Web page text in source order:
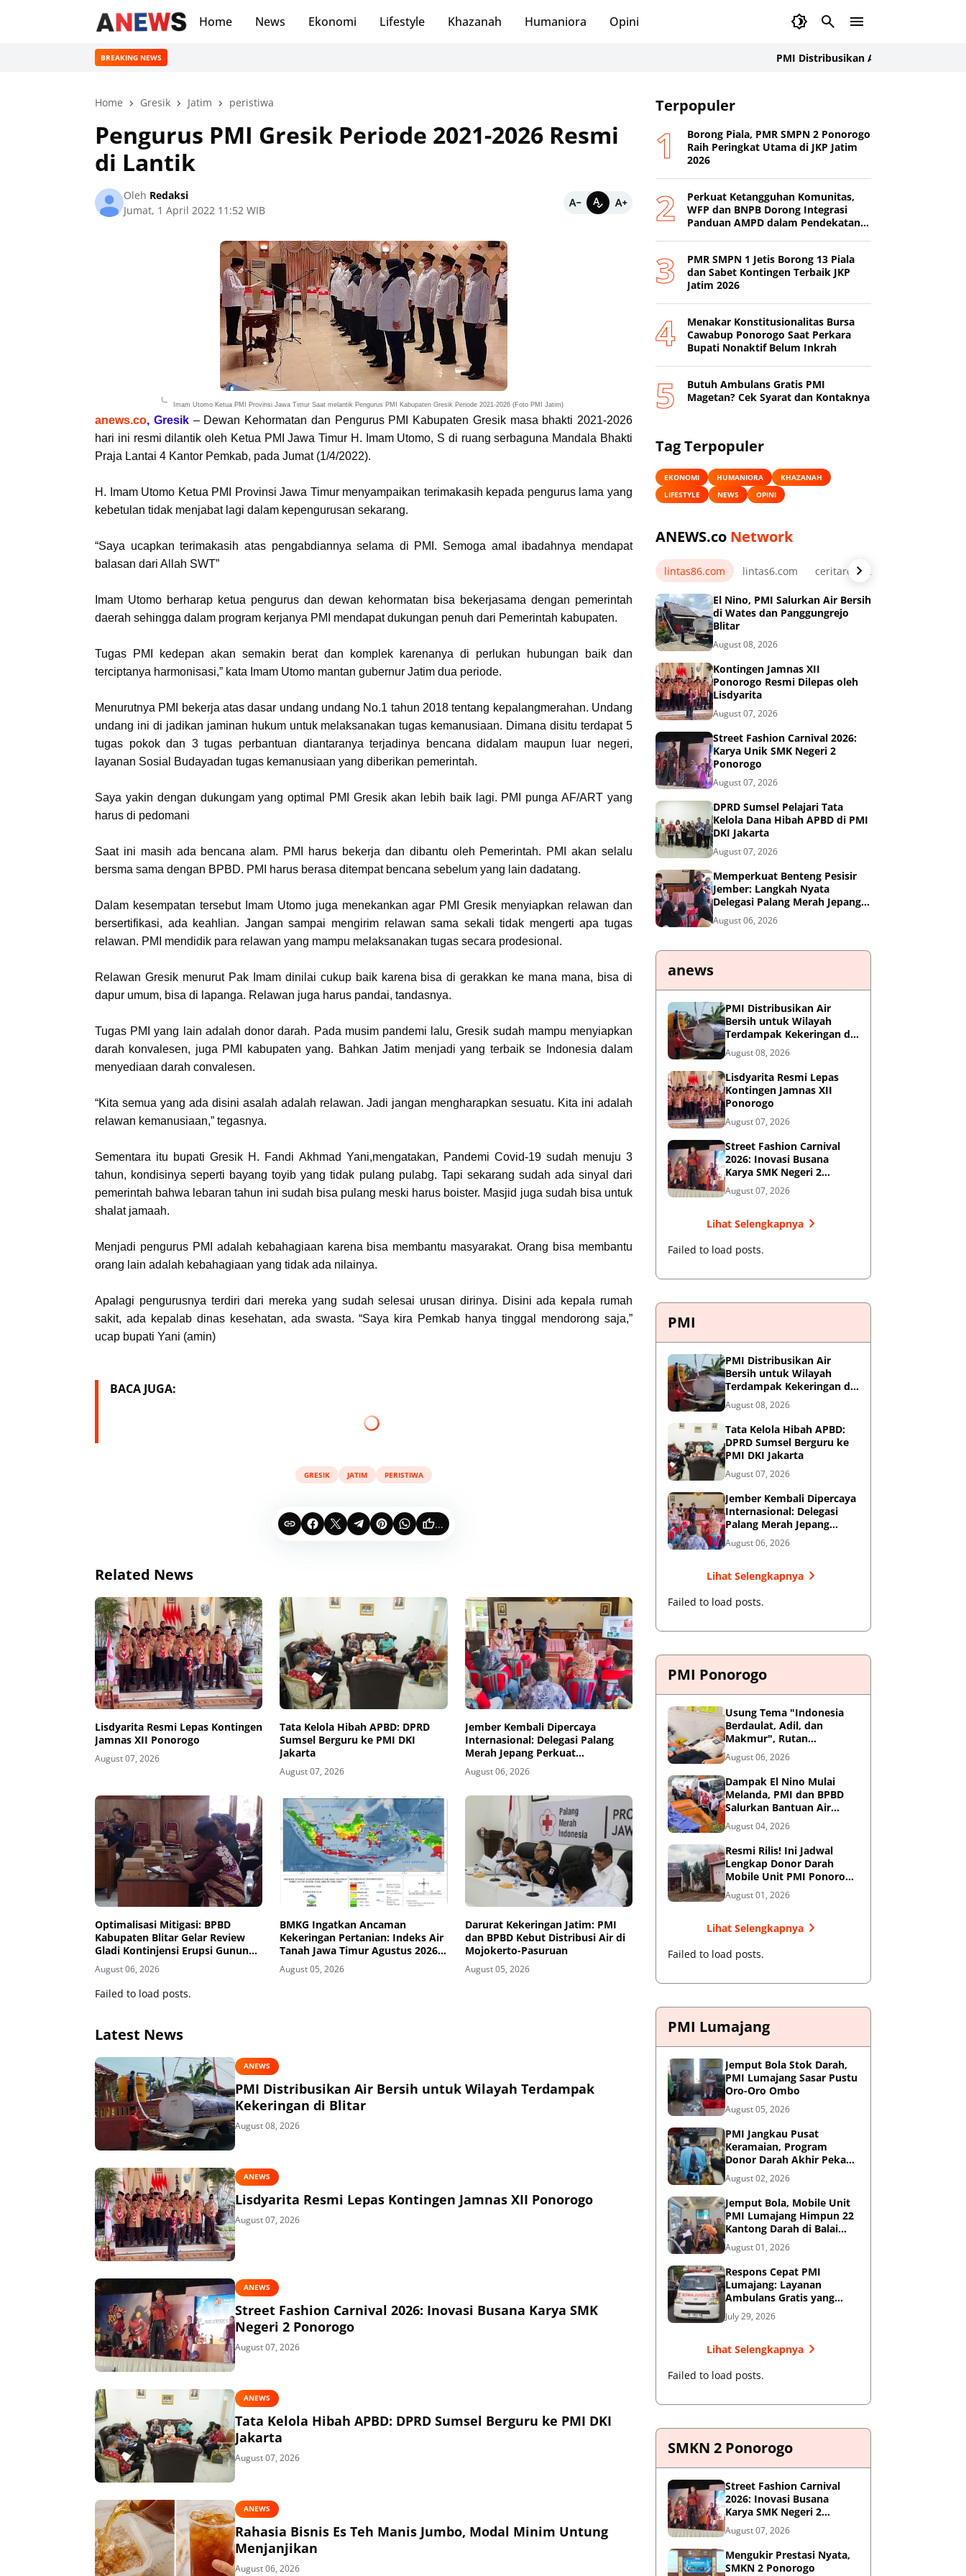
Home News Ekonomi Lifestyle Khazanah Humaniora Opini
BREAKING NEWS PMI Distribusikan Air Bersih untuk Wilayah
Home Gresik Jatim peristiwa
Pengurus PMI Gresik Periode 2021-2026 Resmi
di Lantik
Oleh Redaksi
Jumat, 1 April 2022 11:52 WIB
Imam Utomo Ketua PMI Provinsi Jawa Timur Saat melantik Pengurus PMI Kabupaten Gresik Periode 2021-2026 (Foto PMI Jatim)
anews.co, Gresik– Dewan Kehormatan dan Pengurus PMI Kabupaten Gresik masa bhakti 2021-2026
hari ini resmi dilantik oleh Ketua PMI Jawa Timur H. Imam Utomo, S di ruang serbaguna Mandala Bhakti
Praja Lantai 4 Kantor Pemkab, pada Jumat (1/4/2022).
H. Imam Utomo Ketua PMI Provinsi Jawa Timur menyampaikan terimakasih kepada pengurus lama yang
kebetulan tidak menjabat lagi dalam kepengurusan sekarang.
“Saya ucapkan terimakasih atas pengabdiannya selama di PMI. Semoga amal ibadahnya mendapat
balasan dari Allah SWT”
Imam Utomo berharap ketua pengurus dan dewan kehormatan bisa bekerjasama dengan pemerintah
daerah sehingga dalam program kerjanya PMI mendapat dukungan penuh dari Pemerintah kabupaten.
Tugas PMI kedepan akan semakin berat dan komplek karenanya di perlukan hubungan baik dan
terciptanya harmonisasi,” kata Imam Utomo mantan gubernur Jatim dua periode.
Menurutnya PMI bekerja atas dasar undang undang No.1 tahun 2018 tentang kepalangmerahan. Undang
undang ini di jadikan jaminan hukum untuk melaksanakan tugas kemanusiaan. Dimana disitu terdapat 5
tugas pokok dan 3 tugas perbantuan diantaranya terjadinya bencana didalam maupun luar negeri,
layanan Sosial Budayadan tugas kemanusiaan yang diberikan pemerintah.
Saya yakin dengan dukungam yang optimal PMI Gresik akan lebih baik lagi. PMI punga AF/ART yang
harus di pedomani
Saat ini masih ada bencana alam. PMI harus bekerja dan dibantu oleh Pemerintah. PMI akan selalu
bersma sama dengan BPBD. PMI harus berasa ditempat bencana sebelum yang lain dadatang.
Dalam kesempatan tersebut Imam Utomo juga menekankan agar PMI Gresik menyiapkan relawan dan
bersertifikasi, ada keahlian. Jangan sampai mengirim relawan sama sekali tidak mengerti apa tugas
relawan. PMI mendidik para relawan yang mampu melaksanakan tugas secara prodesional.
Relawan Gresik menurut Pak Imam dinilai cukup baik karena bisa di gerakkan ke mana mana, bisa di
dapur umum, bisa di lapanga. Relawan juga harus pandai, tandasnya.
Tugas PMI yang lain adalah donor darah. Pada musim pandemi lalu, Gresik sudah mampu menyiapkan
darah konvalesen, juga PMI kabupaten yang. Bahkan Jatim menjadi yang terbaik se Indonesia dalam
menyediaan darah convalesen.
“Kita semua yang ada disini asalah adalah relawan. Jadi jangan mengharapkan sesuatu. Kita ini adalah
relawan kemanusiaan,” tegasnya.
Sementara itu bupati Gresik H. Fandi Akhmad Yani,mengatakan, Pandemi Covid-19 sudah menuju 3
tahun, kondisinya seperti bayang toyib yang tidak pulang pulabg. Tapi sekarang sudah ada sinyal dari
pemerintah bahwa lebaran tahun ini sudah bisa pulang meski harus boister. Masjid juga sudah bisa untuk
shalat jamaah.
Menjadi pengurus PMI adalah kebahagiaan karena bisa membantu masyarakat. Orang bisa membantu
orang lain adalah kebahagiaan yang tidak ada nilainya.
Apalagi pengurusnya terdiri dari mereka yang sudah selesai urusan dirinya. Disini ada kepala rumah
sakit, ada kepalab dinas kesehatan, ada swasta. “Saya kira Pemkab hanya tinggal mendorong saja,”
ucap bupati Yani (amin)
BACA JUGA:
GRESIK JATIM PERISTIWA
...
Related News
Lisdyarita Resmi Lepas Kontingen
Jamnas XII Ponorogo
August 07, 2026
Tata Kelola Hibah APBD: DPRD
Sumsel Berguru ke PMI DKI
Jakarta
August 07, 2026
Jember Kembali Dipercaya
Internasional: Delegasi Palang
Merah Jepang Perkuat
Kesiapsiagaan Bencana di
Kawasan Pesisir dan Sekolah
August 06, 2026
Optimalisasi Mitigasi: BPBD
Kabupaten Blitar Gelar Review
Gladi Kontinjensi Erupsi Gunung
Kelud
August 06, 2026
BMKG Ingatkan Ancaman
Kekeringan Pertanian: Indeks Air
Tanah Jawa Timur Agustus 2026
Masuk Kategori Kurang
August 05, 2026
Darurat Kekeringan Jatim: PMI
dan BPBD Kebut Distribusi Air di
Mojokerto-Pasuruan
August 05, 2026
Failed to load posts.
Latest News
ANEWS
PMI Distribusikan Air Bersih untuk Wilayah Terdampak
Kekeringan di Blitar
August 08, 2026
ANEWS
Lisdyarita Resmi Lepas Kontingen Jamnas XII Ponorogo
August 07, 2026
ANEWS
Street Fashion Carnival 2026: Inovasi Busana Karya SMK
Negeri 2 Ponorogo
August 07, 2026
ANEWS
Tata Kelola Hibah APBD: DPRD Sumsel Berguru ke PMI DKI
Jakarta
August 07, 2026
ANEWS
Rahasia Bisnis Es Teh Manis Jumbo, Modal Minim Untung
Menjanjikan
August 06, 2026
Terpopuler
Borong Piala, PMR SMPN 2 Ponorogo
Raih Peringkat Utama di JKP Jatim
2026
Perkuat Ketangguhan Komunitas,
WFP dan BNPB Dorong Integrasi
Panduan AMPD dalam Pendekatan
PMR SMPN 1 Jetis Borong 13 Piala
dan Sabet Kontingen Terbaik JKP
Jatim 2026
Menakar Konstitusionalitas Bursa
Cawabup Ponorogo Saat Perkara
Bupati Nonaktif Belum Inkrah
Butuh Ambulans Gratis PMI
Magetan? Cek Syarat dan Kontaknya
Tag Terpopuler
EKONOMI HUMANIORA
KHAZANAH
LIFESTYLE
NEWS OPINI
ANEWS.co Network
lintas86.com lintas6.com ceritarelawan.my.id
El Nino, PMI Salurkan Air Bersih
di Wates dan Panggungrejo
Blitar
August 08, 2026
Kontingen Jamnas XII
Ponorogo Resmi Dilepas oleh
Lisdyarita
August 07, 2026
Street Fashion Carnival 2026:
Karya Unik SMK Negeri 2
Ponorogo
August 07, 2026
DPRD Sumsel Pelajari Tata
Kelola Dana Hibah APBD di PMI
DKI Jakarta
August 07, 2026
Memperkuat Benteng Pesisir
Jember: Langkah Nyata
Delegasi Palang Merah Jepang
Dampingi Relawan dan Sekolah
Tangguh Bencana
August 06, 2026
anews
PMI Distribusikan Air
Bersih untuk Wilayah
Terdampak Kekeringan di
Blitar
August 08, 2026
Lisdyarita Resmi Lepas
Kontingen Jamnas XII
Ponorogo
August 07, 2026
Street Fashion Carnival
2026: Inovasi Busana
Karya SMK Negeri 2
Ponorogo
August 07, 2026
Lihat Selengkapnya
Failed to load posts.
PMI
PMI Distribusikan Air
Bersih untuk Wilayah
Terdampak Kekeringan di
Blitar
August 08, 2026
Tata Kelola Hibah APBD:
DPRD Sumsel Berguru ke
PMI DKI Jakarta
August 07, 2026
Jember Kembali Dipercaya
Internasional: Delegasi
Palang Merah Jepang
Perkuat Kesiapsiagaan
Bencana di Kawasan
August 06, 2026
Lihat Selengkapnya
Failed to load posts.
PMI Ponorogo
Usung Tema "Indonesia
Berdaulat, Adil, dan
Makmur", Rutan
Ponorogo Gelar Donor
Darah Kemanusiaan
Sambut HUT RI ke-81
August 06, 2026
Dampak El Nino Mulai
Melanda, PMI dan BPBD
Salurkan Bantuan Air
Bersih ke Desa Terdampak
di Ponorogo
August 04, 2026
Resmi Rilis! Ini Jadwal
Lengkap Donor Darah
Mobile Unit PMI Ponorogo
Agustus 2026
August 01, 2026
Lihat Selengkapnya
Failed to load posts.
PMI Lumajang
Jemput Bola Stok Darah,
PMI Lumajang Sasar Pustu
Oro-Oro Ombo
August 05, 2026
PMI Jangkau Pusat
Keramaian, Program
Donor Darah Akhir Pekan
di GM Plaza Lumajang
Disambut Antusias
August 02, 2026
Jemput Bola, Mobile Unit
PMI Lumajang Himpun 22
Kantong Darah di Balai
Desa Jatirejo Kunir
August 01, 2026
Respons Cepat PMI
Lumajang: Layanan
Ambulans Gratis yang
Wajib Diketahui Warga
July 29, 2026
Lihat Selengkapnya
Failed to load posts.
SMKN 2 Ponorogo
Street Fashion Carnival
2026: Inovasi Busana
Karya SMK Negeri 2
Ponorogo
August 07, 2026
Mengukir Prestasi Nyata,
SMKN 2 Ponorogo